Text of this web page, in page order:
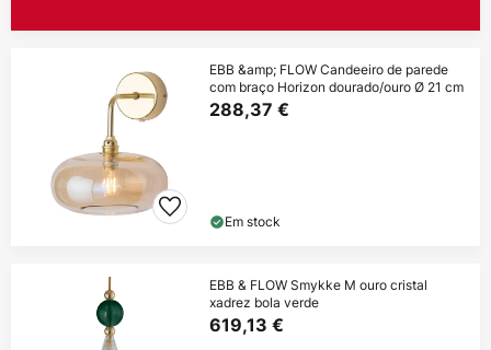
EBB &amp; FLOW Candeeiro de parede
com braço Horizon dourado/ouro Ø 21 cm
288,37 €
Em stock
EBB & FLOW Smykke M ouro cristal
xadrez bola verde
619,13 €